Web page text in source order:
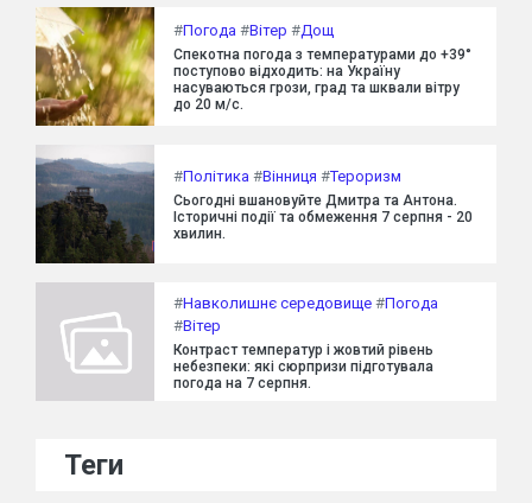
#Погода #Вітер #Дощ
Спекотна погода з температурами до +39°
поступово відходить: на Україну
насуваються грози, град та шквали вітру
до 20 м/с.
#Політика #Вінниця #Тероризм
Сьогодні вшановуйте Дмитра та Антона.
Історичні події та обмеження 7 серпня - 20
хвилин.
#Навколишнє середовище #Погода
#Вітер
Контраст температур і жовтий рівень
небезпеки: які сюрпризи підготувала
погода на 7 серпня.
Теги